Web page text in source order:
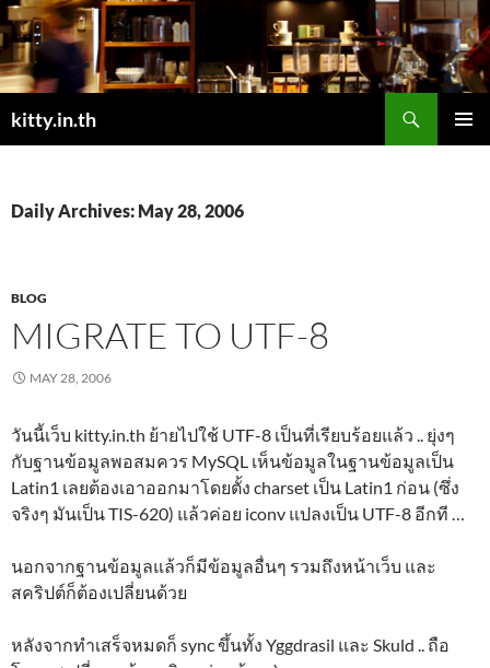
Skip
to
content
kitty.in.th
Daily Archives: May 28, 2006
BLOG
MIGRATE TO UTF-8
MAY 28, 2006
วันนี้เว็บ kitty.in.th ย้ายไปใช้ UTF-8 เป็นที่เรียบร้อยแล้ว .. ยุ่งๆ
กับฐานข้อมูลพอสมควร MySQL เห็นข้อมูลในฐานข้อมูลเป็น
Latin1 เลยต้องเอาออกมาโดยตั้ง charset เป็น Latin1 ก่อน (ซึ่ง
จริงๆ มันเป็น TIS-620) แล้วค่อย iconv แปลงเป็น UTF-8 อีกที …
นอกจากฐานข้อมูลแล้วก็มีข้อมูลอื่นๆ รวมถึงหน้าเว็บ และ
สคริปต์ก็ต้องเปลี่ยนด้วย
หลังจากทำเสร็จหมดก็ sync ขึ้นทั้ง Yggdrasil และ Skuld .. ถือ